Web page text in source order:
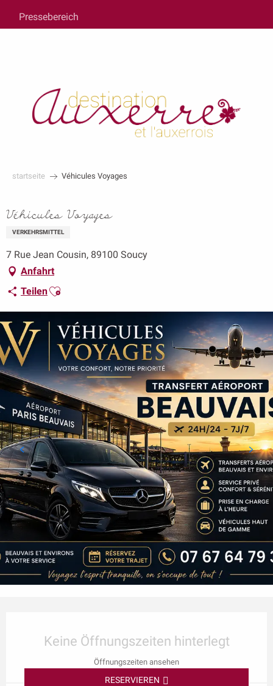
contenu
principal
Pressebereich
startseite Véhicules Voyages
Véhicules Voyages
VERKEHRSMITTEL
7 Rue Jean Cousin, 89100 Soucy
Anfahrt
TeilenAjouter aux favoris
Keine Öffnungszeiten hinterlegt
Öffnungszeiten ansehen
RESERVIEREN